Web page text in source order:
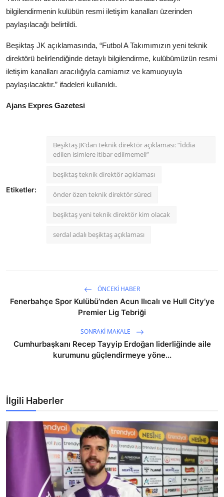
bilgilendirmenin kulübün resmi iletişim kanalları üzerinden
paylaşılacağı belirtildi.
Beşiktaş JK açıklamasında, “Futbol A Takımımızın yeni teknik
direktörü belirlendiğinde detaylı bilgilendirme, kulübümüzün resmi
iletişim kanalları aracılığıyla camiamız ve kamuoyuyla
paylaşılacaktır.” ifadeleri kullanıldı.
Ajans Expres Gazetesi
Etiketler:
Beşiktaş JK’dan teknik direktör açıklaması: “İddia
edilen isimlere itibar edilmemeli”
beşiktaş teknik direktör açıklaması
önder özen teknik direktör süreci
beşiktaş yeni teknik direktör kim olacak
serdal adalı beşiktaş açıklaması
ÖNCEKI HABER
Fenerbahçe Spor Kulübü’nden Acun Ilıcalı ve Hull City’ye
Premier Lig Tebriği
SONRAKI MAKALE
Cumhurbaşkanı Recep Tayyip Erdoğan liderliğinde aile
kurumunu güçlendirmeye yöne...
İlgili Haberler